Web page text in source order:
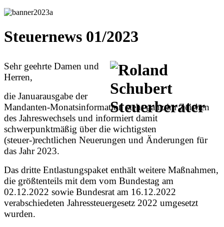
Steuernews 01/2023
Sehr geehrte Damen und
Herren,
die Januarausgabe der
Mandanten-Monatsinformation steht ganz im Zeichen
des Jahreswechsels und informiert damit
schwerpunktmäßig über die wichtigsten
(steuer-)rechtlichen Neuerungen und Änderungen für
das Jahr 2023.
Das dritte Entlastungspaket enthält weitere Maßnahmen,
die größtenteils mit dem vom Bundestag am
02.12.2022 sowie Bundesrat am 16.12.2022
verabschiedeten Jahressteuergesetz 2022 umgesetzt
wurden.